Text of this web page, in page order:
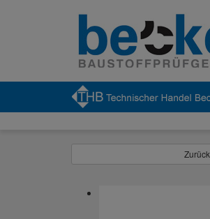
Zurück